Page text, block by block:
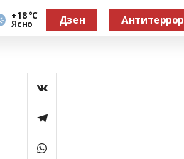
+18 °С
Ясно Дзен Антитеррор